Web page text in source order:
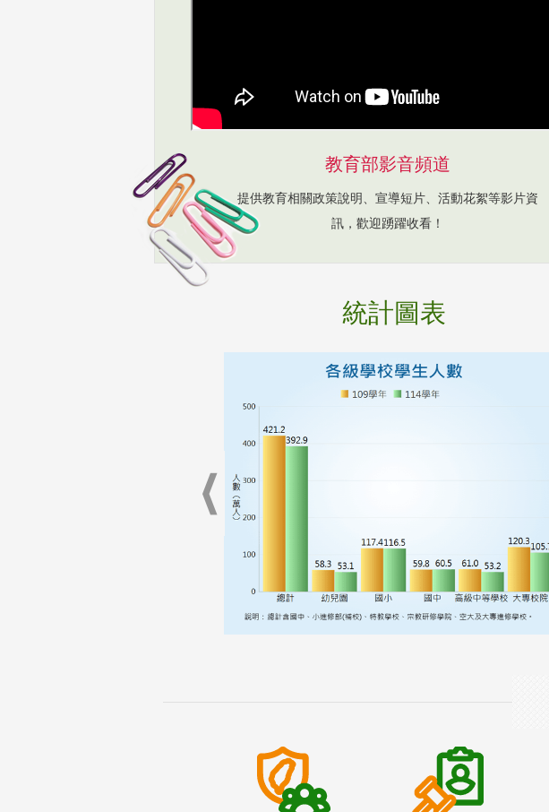
教育部影音頻道
提供教育相關政策說明、宣導短片、活動花絮等影片資
訊，歡迎踴躍收看！
統計圖表